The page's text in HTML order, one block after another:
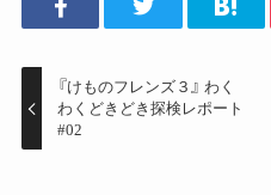
『けものフレンズ３』 わく
わくどきどき探検レポート
#02